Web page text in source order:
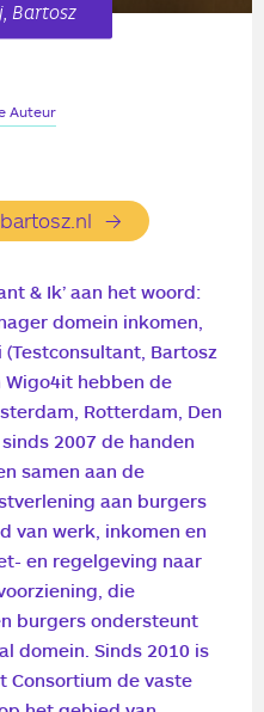
Bartosz
& Ik’ aan het woord:
domein inkomen,
Bartosz
Wigo4it hebben de
Rotterdam, Den
2007 de handen
samen aan de
aan burgers
van werk, inkomen en
en regelgeving naar
die
burgers ondersteunt
domein. Sinds 2010 is
Consortium de vaste
Auteur